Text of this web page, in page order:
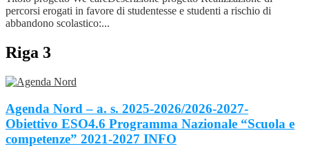
percorsi erogati in favore di studentesse e studenti a rischio di
abbandono scolastico:...
Riga 3
Agenda Nord – a. s. 2025-2026/2026-2027-
Obiettivo ESO4.6 Programma Nazionale “Scuola e
competenze” 2021-2027 INFO